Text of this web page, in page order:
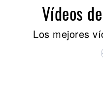
Vídeos
Los mejores